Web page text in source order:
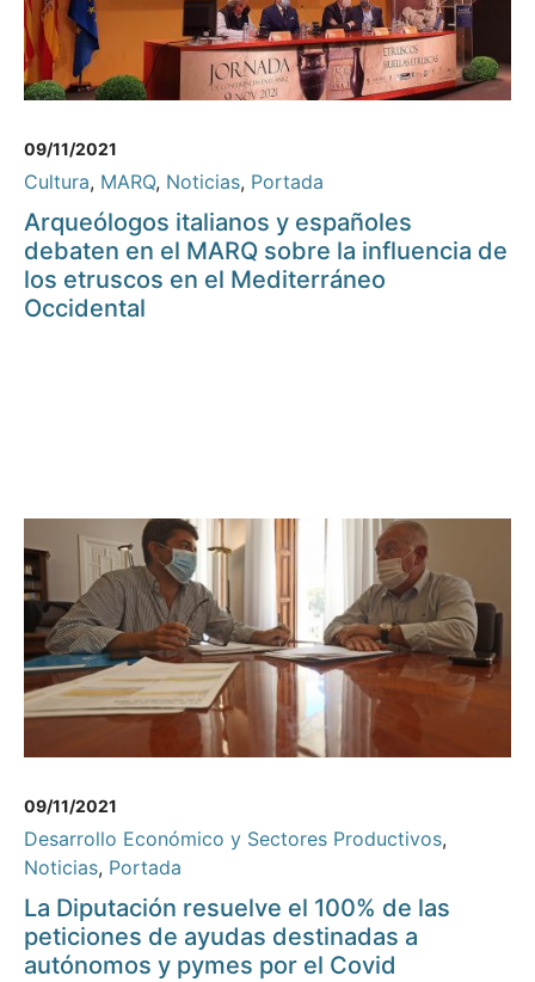
09/11/2021
Cultura, MARQ, Noticias, Portada
Arqueólogos italianos y españoles
debaten en el MARQ sobre la influencia de
los etruscos en el Mediterráneo
Occidental
09/11/2021
Desarrollo Económico y Sectores Productivos,
Noticias, Portada
La Diputación resuelve el 100% de las
peticiones de ayudas destinadas a
autónomos y pymes por el Covid